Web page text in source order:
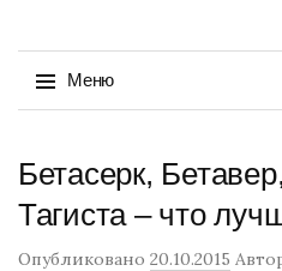
Меню
к
содержимому
Бетасерк,
Тагиста – что
Опубликовано 20.10.2015